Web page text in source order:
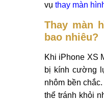
vụ thay màn
Thay màn
bao nhiêu?
Khi iPhone XS
bị kính cường
nhôm bền
thể tránh khỏi